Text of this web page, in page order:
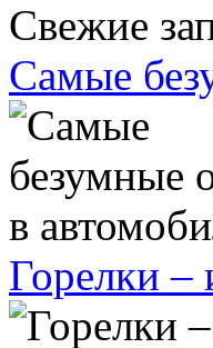
Свежие
Самые
Горелки –